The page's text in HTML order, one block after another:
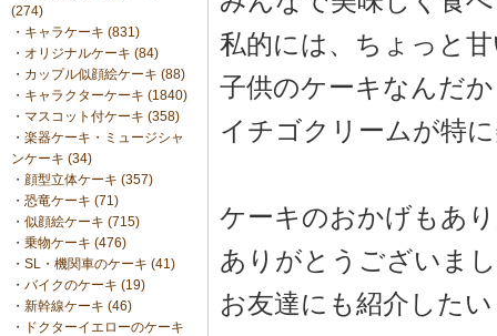
(274)
・ キャラケーキ (831)
・ オリジナルケーキ (84)
・ カップル似顔絵ケーキ (88)
・ キャラクターケーキ (1840)
・ マスコット付ケーキ (358)
・ 楽器ケーキ・ミュージシャ
ンケーキ (34)
・ 顔型立体ケーキ (357)
・ 恐竜ケーキ (71)
・ 似顔絵ケーキ (715)
・ 乗物ケーキ (476)
・ SL・機関車のケーキ (41)
・ バイクのケーキ (19)
・ 新幹線ケーキ (46)
・
ドクターイエローのケーキ
私的には、ちょっと
子供のケーキなんだ
イチゴクリームが特
ケーキのおかげもあ
ありがとうございま
お友達にも紹介した